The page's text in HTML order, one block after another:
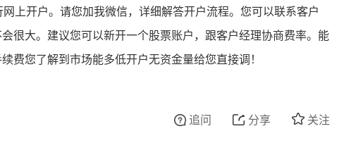
上开户。请您加我微信，详细解答开户流程。您可以联系客户
很大。建议您可以新开一个股票账户，跟客户经理协商费率。能
费您了解到市场能多低开户无资金量给您直接调！
关注
分享
追问